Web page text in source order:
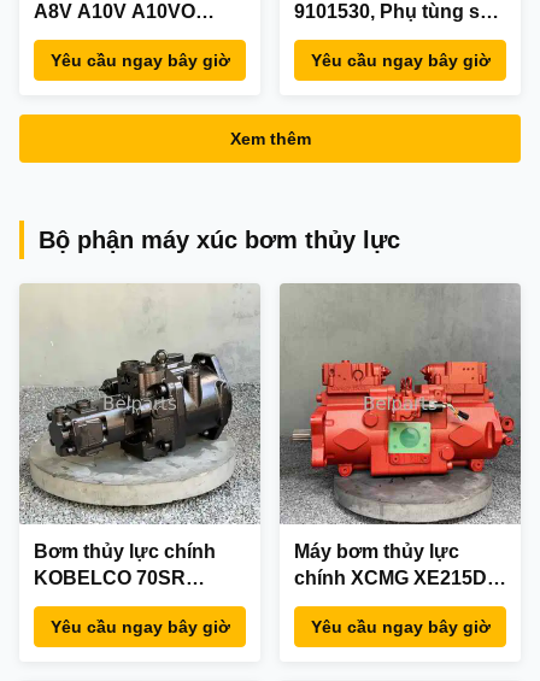
A8V A10V A10VO
A11V Bộ phận máy
xúc thủy lực trục
cụ sửa chữa động cơ
Yêu cầu ngay bây giờ
9101530, Phụ tùng sửa
chữa máy bơm thủy
lực EX120-2 EX100-2
Yêu cầu ngay bây giờ
Xem thêm
Bộ phận máy xúc bơm thủy lực
Bơm thủy lực chính
KOBELCO 70SR
SK70SR-2 75SR 80CS
Kawasaki K3SP36B
Yêu cầu ngay bây giờ
Máy bơm thủy lực
chính XCMG XE215D
Kawasaki
K7V125DTP1X9R-
Yêu cầu ngay bây giờ